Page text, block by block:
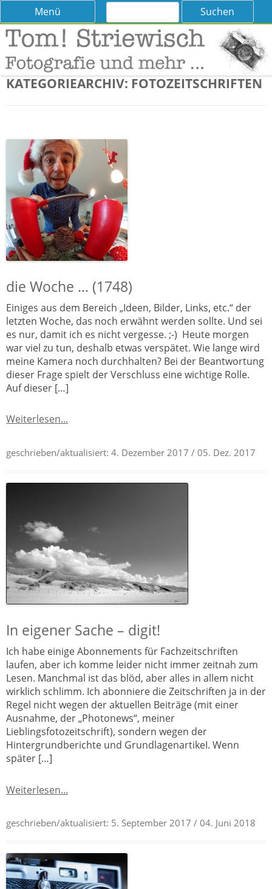
Tom! Striewisch – Fotografieren
lernen
Tipps und Tricks und Meinungen zur Fotografie
Menü
Skip
content
Suchen
KATEGORIEARCHIV: FOTOZEITSCHRIFTEN
die Woche … (1748)
Einiges aus dem Bereich „Ideen, Bilder, Links, etc.“ der
letzten Woche, das noch erwähnt werden sollte. Und sei
es nur, damit ich es nicht vergesse. ;-) Heute morgen
war viel zu tun, deshalb etwas verspätet. Wie lange wird
meine Kamera noch durchhalten? Bei der Beantwortung
dieser Frage spielt der Verschluss eine wichtige Rolle.
Auf dieser […]
Weiterlesen...
geschrieben/aktualisiert: 4. Dezember 2017 / 05. Dez. 2017
In eigener Sache – digit!
Ich habe einige Abonnements für Fachzeitschriften
laufen, aber ich komme leider nicht immer zeitnah zum
Lesen. Manchmal ist das blöd, aber alles in allem nicht
wirklich schlimm. Ich abonniere die Zeitschriften ja in der
Regel nicht wegen der aktuellen Beiträge (mit einer
Ausnahme, der „Photonews“, meiner
Lieblingsfotozeitschrift), sondern wegen der
Hintergrundberichte und GrundlagenartikeI. Wenn
später […]
Weiterlesen...
geschrieben/aktualisiert: 5. September 2017 / 04. Juni 2018